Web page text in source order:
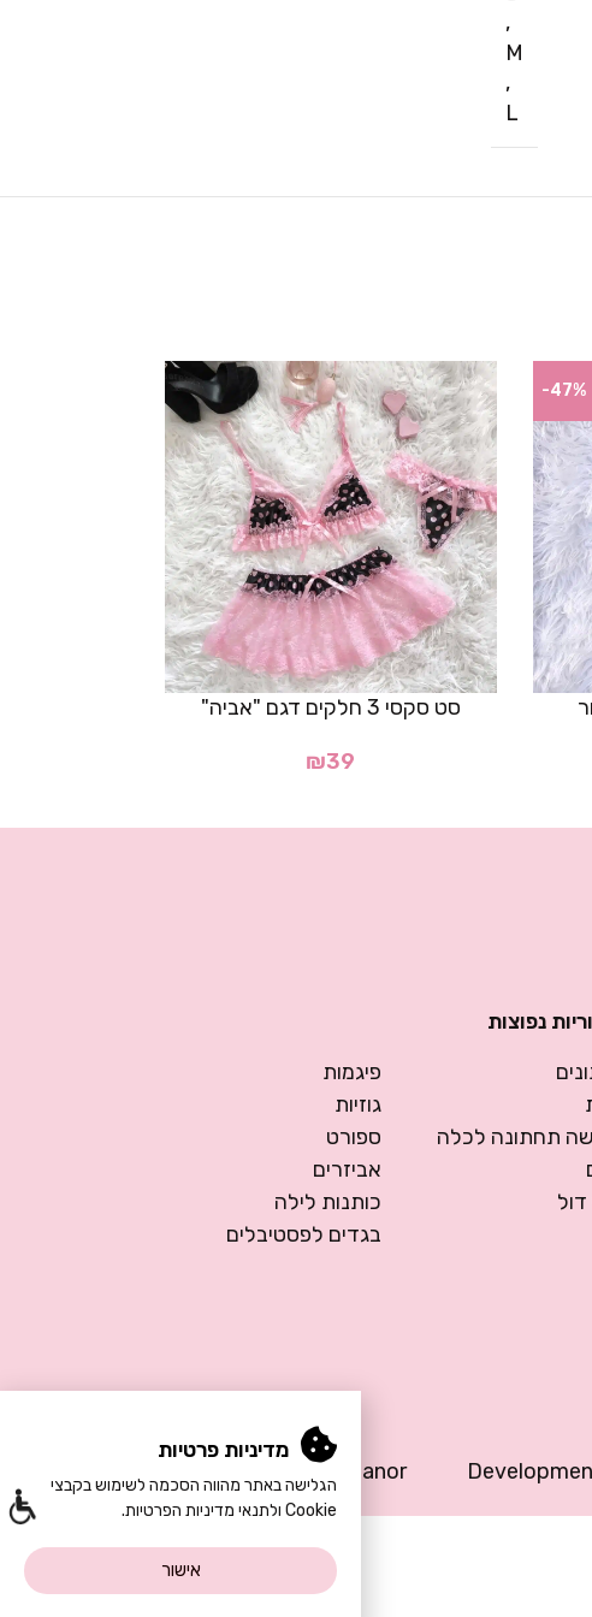
,
M
,
L
-47%
סט סקסי 3 חלקים דגם "אביה"
₪39
נפוצות
תחתונה לכלה
דול
פיגמות
גוזיות
ספורט
אביזרים
כותנות לילה
בגדים לפסטיבלים
Design by Meital Manor
מדיניות פרטיות
הגלישה באתר מהווה הסכמה לשימוש בקבצי
Cookie ולתנאי מדיניות הפרטיות.
אישור